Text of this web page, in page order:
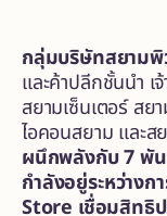
กลุ่มบริษัทสยามพิ
และค้าปลีกชั้นนำ เ
สยามเซ็นเตอร์ สย
ไอคอนสยาม และส
ผนึกพลังกับ7พั
กำลังอยู่ระหว่างก
Store เชื่อมสิทธิป